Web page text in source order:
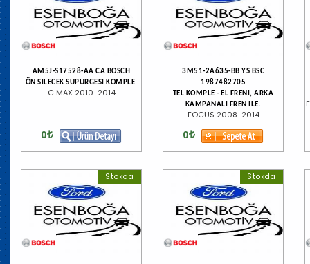
AM5J-S17528-AA CA BOSCH
ÖN SILECEK SUPURGESI KOMPLE.
C MAX 2010-2014
0
3M51-2A635-BB YS BSC
1987482705
TEL KOMPLE - EL FRENI, ARKA
KAMPANALI FREN ILE.
FOCUS 2008-2014
0
Stokda Stokda